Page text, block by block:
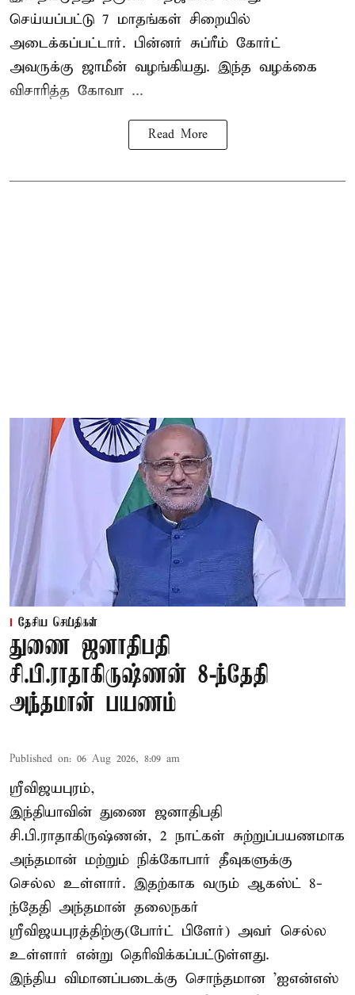
செய்யப்பட்டு 7 மாதங்கள் சிறையில்
அடைக்கப்பட்டார். பின்னர் சுப்ரீம் கோர்ட்
அவருக்கு ஜாமீன் வழங்கியது. இந்த வழக்கை
விசாரித்த கோவா ...
Read More
தேசிய செய்திகள்
துணை ஜனாதிபதி
சி.பி.ராதாகிருஷ்ணன் 8-ந்தேதி
அந்தமான் பயணம்
Published on: 06 Aug 2026, 8:09 am
ஸ்ரீவிஜயபுரம்,
இந்தியாவின் துணை ஜனாதிபதி
சி.பி.ராதாகிருஷ்ணன், 2 நாட்கள் சுற்றுப்பயணமாக
அந்தமான் மற்றும் நிக்கோபார் தீவுகளுக்கு
செல்ல உள்ளார். இதற்காக வரும் ஆகஸ்ட் 8-
ந்தேதி அந்தமான் தலைநகர்
ஸ்ரீவிஜயபுரத்திற்கு(போர்ட் பிளேர்) அவர் செல்ல
உள்ளார் என்று தெரிவிக்கப்பட்டுள்ளது.
இந்திய விமானப்படைக்கு சொந்தமான 'ஐஎன்எஸ்